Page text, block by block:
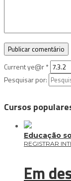
Current ye@r*
Pesquisar por:
Cursos
Educação
REGISTRAR
Em